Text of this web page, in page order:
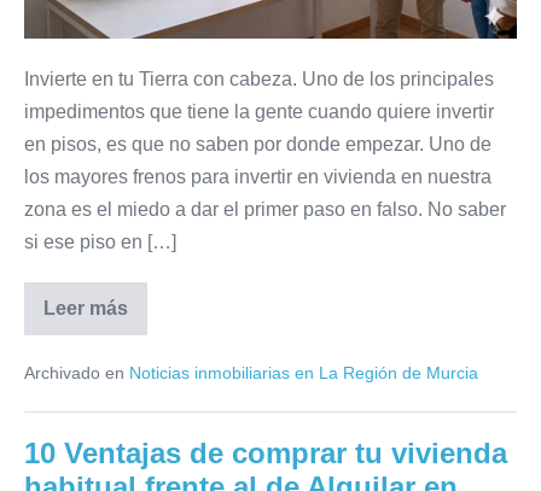
Invierte en tu Tierra con cabeza. Uno de los principales
impedimentos que tiene la gente cuando quiere invertir
en pisos, es que no saben por donde empezar. Uno de
los mayores frenos para invertir en vivienda en nuestra
zona es el miedo a dar el primer paso en falso. No saber
si ese piso en […]
Leer más
Como
pasar
inversor
a
inmobiliario
Archivado en Noticias inmobiliarias en La Región de Murcia
10 Ventajas de comprar tu vivienda